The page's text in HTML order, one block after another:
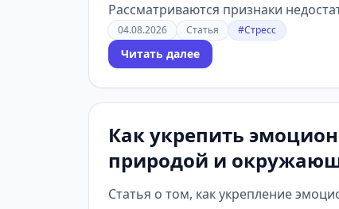
Рассматриваются признаки
04.08.2026 Статья #Стресс
Читать далее
Как укрепить
природой и
Статья о том, как укрепление